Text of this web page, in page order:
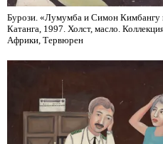
Бурози. «Лумумба и Симон
Катанга, 1997. Холст, масло.
Африки, Тервюрен